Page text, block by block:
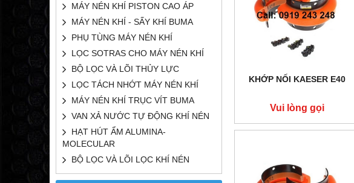
MÁY NÉN KHÍ PISTON CAO ÁP
MÁY NÉN KHÍ - SẤY KHÍ BUMA
PHỤ TÙNG MÁY NÉN KHÍ
LỌC SOTRAS CHO MÁY NÉN KHÍ
BỘ LỌC VÀ LÕI THỦY LỰC
LỌC TÁCH NHỚT MÁY NÉN KHÍ
MÁY NÉN KHÍ TRỤC VÍT BUMA
VAN XẢ NƯỚC TỰ ĐỘNG KHÍ NÉN
HẠT HÚT ẨM ALUMINA-
MOLECULAR
BỘ LỌC VÀ LÕI LỌC KHÍ NÉN
KHỚP NỐI KAESER E40
Vui lòng gọi